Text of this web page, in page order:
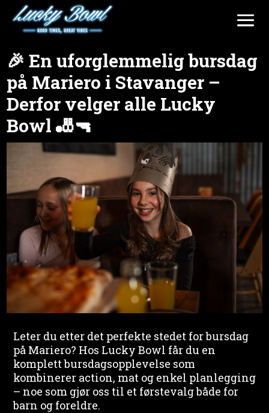
🎉 En uforglemmelig bursdag
på Mariero i Stavanger –
Derfor velger alle Lucky
Bowl 🎳🔫
Leter du etter det perfekte stedet for bursdag
på Mariero? Hos Lucky Bowl får du en
komplett bursdagsopplevelse som
kombinerer action, mat og enkel planlegging
– noe som gjør oss til et førstevalg både for
barn og foreldre.